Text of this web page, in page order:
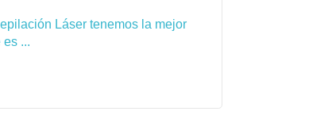
Láser tenemos la mejor
...